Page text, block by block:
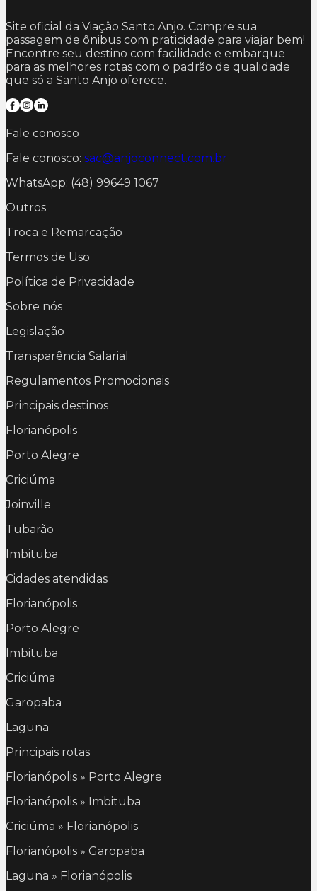
Site oficial da Viação Santo Anjo. Compre sua
passagem de ônibus com praticidade para viajar bem!
Encontre seu destino com facilidade e embarque
para as melhores rotas com o padrão de qualidade
que só a Santo Anjo oferece.
Fale conosco
Fale conosco: sac@anjoconnect.com.br
WhatsApp: (48) 99649 1067
Outros
Troca e Remarcação
Termos de Uso
Política de Privacidade
Sobre nós
Legislação
Transparência Salarial
Regulamentos Promocionais
Principais destinos
Florianópolis
Porto Alegre
Criciúma
Joinville
Tubarão
Imbituba
Cidades atendidas
Florianópolis
Porto Alegre
Imbituba
Criciúma
Garopaba
Laguna
Principais rotas
Florianópolis » Porto Alegre
Florianópolis » Imbituba
Criciúma » Florianópolis
Florianópolis » Garopaba
Laguna » Florianópolis